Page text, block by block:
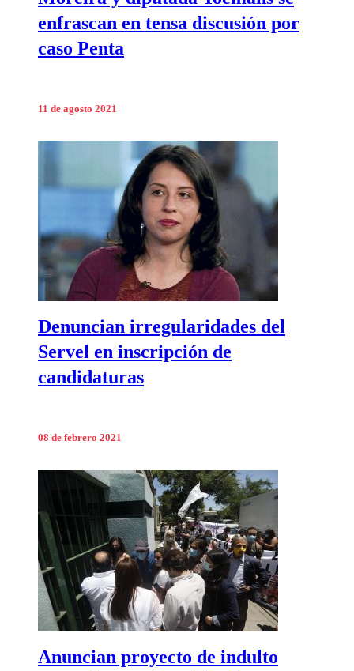
enfrascan en tensa discusión por
caso Penta
11 de agosto 2021
Denuncian irregularidades del
Servel en inscripción de
candidaturas
08 de febrero 2021
Anuncian proyecto de indulto